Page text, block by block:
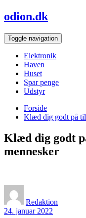
Skip
to
content
odion.dk
Toggle navigation
Elektronik
Haven
Huset
Spar penge
Udstyr
Forside
Klæd dig godt på til
Klæd dig godt
mennesker
Redaktion
24. januar 2022